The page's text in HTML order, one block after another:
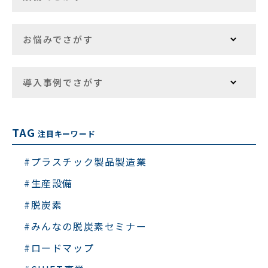
お悩みでさがす
導入事例でさがす
TAG 注目キーワード
#プラスチック製品製造業
#生産設備
#脱炭素
#みんなの脱炭素セミナー
#ロードマップ